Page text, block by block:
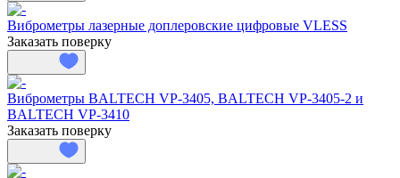
Виброметры лазерные доплеровские цифровые VLESS
Заказать поверку
Виброметры BALTECH VP-3405, BALTECH VP-3405-2 и
BALTECH VP-3410
Заказать поверку